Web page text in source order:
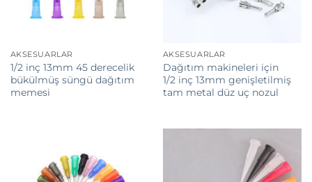
AKSESUARLAR
1/2 inç 13mm 45 derecelik
bükülmüş süngü dağıtım
memesi
AKSESUARLAR
Dağıtım makineleri için
1/2 inç 13mm genişletilmiş
tam metal düz uç nozul